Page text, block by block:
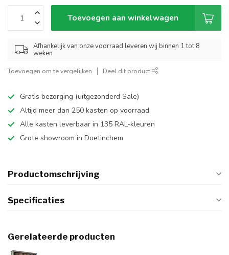
Toevoegen aan winkelwagen
Afhankelijk van onze voorraad leveren wij binnen 1 tot 8
weken
Toevoegen om te vergelijken Deel dit product
Gratis bezorging (uitgezonderd Sale)
Altijd meer dan 250 kasten op voorraad
Alle kasten leverbaar in 135 RAL-kleuren
Grote showroom in Doetinchem
Productomschrijving
Specificaties
Gerelateerde producten